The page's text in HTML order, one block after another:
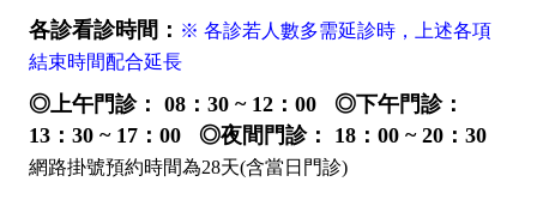
各診看診時間： ※ 各診若人數多需延診時，上述各項
結束時間配合延長
◎上午門診： 08：30 ~ 12：00 ◎下午門診：
13：30 ~ 17：00 ◎夜間門診： 18：00 ~ 20：30
網路掛號預約時間為28天(含當日門診)